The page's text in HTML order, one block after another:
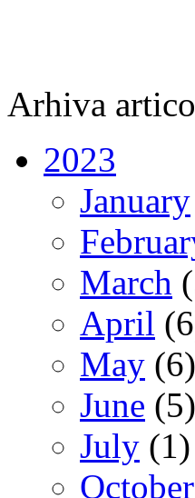
Arhiva
2023
January
March
April
May (6)
June (5)
July (1)
October